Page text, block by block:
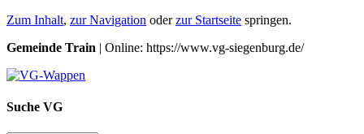
Zum Inhalt, zur Navigation oderzur Startseite springen.
Gemeinde Train | Online: https://www.vg-siegenburg.de/
Suche VG